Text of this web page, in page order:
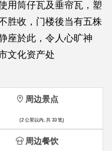
用筒仔瓦及垂帘瓦，塑
胜收，门楼後当有五株
座於此，令人心旷神
文化资产处
周边景点
(2 公里以内, 共 33 笔)
周边餐饮